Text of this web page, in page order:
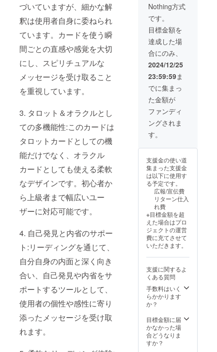
づいていますが、細かな解
釈は使用者自身に委ねられ
ています。カードを使う瞬
間ごとの直感や感覚を大切
にし、スピリチュアルな
メッセージを受け取ること
を重視しています。
3. タロット＆オラクルとし
ての多機能性:このカードは
タロットカードとしての機
能だけでなく、オラクル
カードとしても使える柔軟
なデザインです。初心者か
ら上級者まで幅広いユー
ザーに対応可能です。
4. 自己発見と内省のサポー
ト:リーディングを通じて、
自分自身の内面と深く向き
合い、自己発見や内省をサ
ポートするツールとして、
使用者の個性や感性に寄り
添ったメッセージを受け取
れます。
Nothing方式
です。
目標金額を
達成した場
合にのみ、
2024/12/25
23:59:59ま
でに集まっ
た金額が
ファンディ
ングされま
す。
支援金の使い道
集まった支援金
は以下に使用す
る予定です。
広報/宣伝費
リターン仕入
れ費
※目標金額を超
えた場合はプロ
ジェクトの運営
費に充てさせて
いただきます。
支援に関するよ
くある質問
手数料はいく
らかかります
か？
目標金額に届
かなかった場
合どうなりま
すか？